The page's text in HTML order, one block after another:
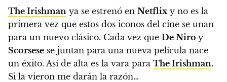
The Irishman ya se estrenó en Netflix y no es la
primera vez que estos dos iconos del cine se unan
para un nuevo clásico. Cada vez que De Niro y
Scorsese se juntan para una nueva película nace
un éxito. Así de alta es la vara para The Irishman.
Si la vieron me darán la razón…